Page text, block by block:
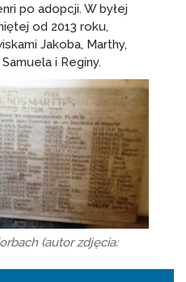
po adopcji. W byłej
od 2013 roku,
Jakoba, Marthy,
i Reginy.
(autor zdjęcia: